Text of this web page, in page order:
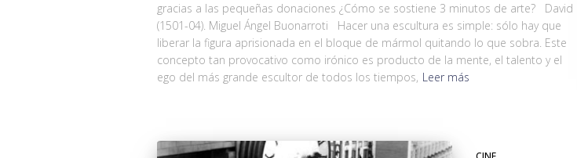
gracias a las pequeñas donaciones ¿Cómo se sostiene 3 minutos de arte? David
(1501-04). Miguel Ángel Buonarroti Hacer una escultura es simple: sólo hay que
liberar la figura aprisionada en el bloque de mármol quitando lo que sobra. Este
concepto tan provocativo como irónico es producto de la mente, el talento y el
ego del más grande escultor de todos los tiempos, Leer más